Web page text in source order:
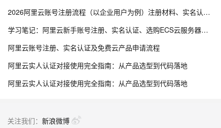
2026阿里云账号注册流程（以企业用户为例）注册材料、实名认证、企业上云补贴及问题解答FAQ
学习笔记：阿里云新手账号注册、实名认证、选购ECS云服务器、部署管理指南
阿里云账号注册、实名认证及免费云产品申请流程
阿里云实人认证对接使用完全指南：从产品选型到代码落地
阿里云实人认证对接使用完全指南：从产品选型到代码落地
关注我们： 新浪微博